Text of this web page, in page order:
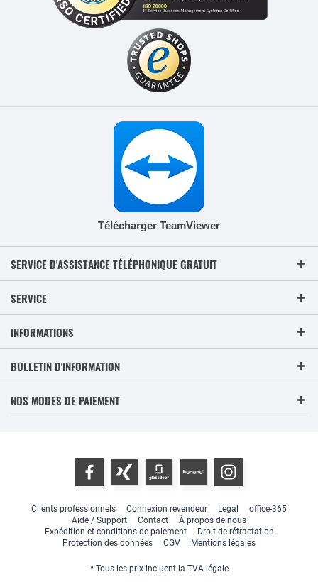
Télécharger TeamViewer
SERVICE D'ASSISTANCE TÉLÉPHONIQUE GRATUIT
SERVICE
INFORMATIONS
BULLETIN D'INFORMATION
NOS MODES DE PAIEMENT
Clients professionnels Connexion revendeur Legal
office-365
Aide / Support
Contact
À propos de nous
Expédition et conditions de paiement
Droit de rétractation
Protection des données
CGV Mentions légales
* Tous les prix incluent la TVA légale